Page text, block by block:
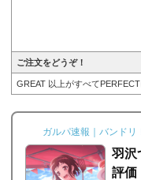
ご注文をどうぞ！
GREAT 以上がすべて
ガルパ速報｜バンド
羽沢
評価